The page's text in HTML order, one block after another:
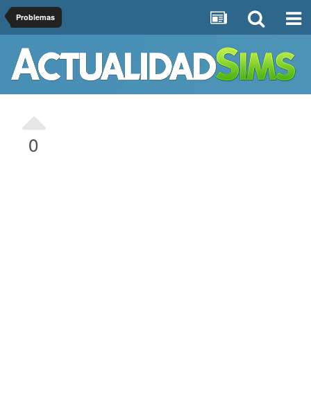
Problemas
0